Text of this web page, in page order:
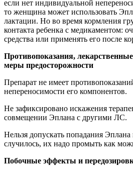
если нет индивидуальной
то женщина может использовать
лактации. Но во время кормления
контакта ребенка с медикаментом:
средства или применять его после
Противопоказания,
меры предосторожности
Препарат не имеет
непереносимости его компонентов.
Не зафиксировано искажения
совмещении Эплана с другими ЛС.
Нельзя допускать попадания Эплана
случилось, их надо промыть как
Побочные эффекты и